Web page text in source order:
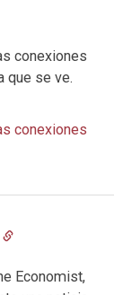
conexiones
que se ve.
conexiones
Economist,